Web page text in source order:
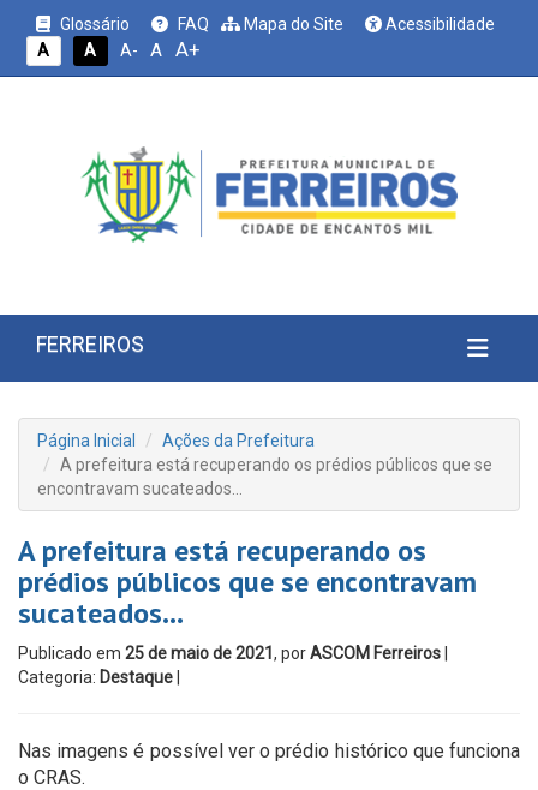
Glossário FAQ Mapa do Site
Acessibilidade
A
A A- A A+
FERREIROS
Página Inicial
Ações da Prefeitura
A prefeitura está recuperando os prédios públicos que se
encontravam sucateados…
A prefeitura está recuperando os
prédios públicos que se encontravam
sucateados…
Publicado em 25 de maio de 2021 , porASCOM Ferreiros
Categoria: Destaque
Nas imagens é possível ver o prédio histórico que funciona
o CRAS.